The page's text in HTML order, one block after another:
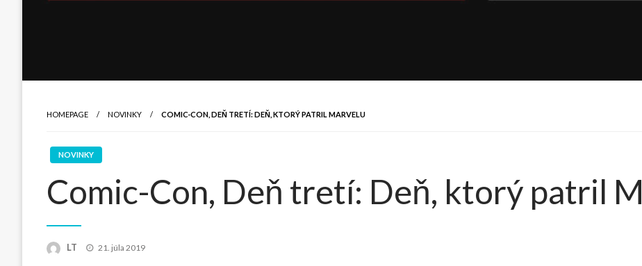
HOMEPAGE NOVINKY COMIC-CON, DEŇ TRETÍ: DEŇ, KTORÝ PATRIL MARVELU
NOVINKY
Comic-Con, Deň tretí: Deň, ktorý patril
LT
Posted
21. júla 2019